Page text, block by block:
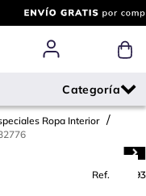
Ropa Interior
Ref.
682393